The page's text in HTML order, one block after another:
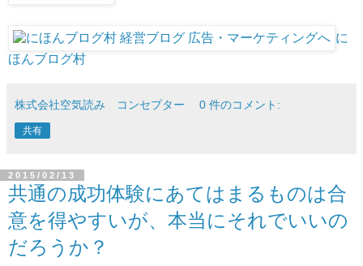
に
ほんブログ村
株式会社空気読み コンセプター 0 件のコメント:
共有
2015/02/13
共通の成功体験にあてはまるものは合
意を得やすいが、本当にそれでいいの
だろうか？